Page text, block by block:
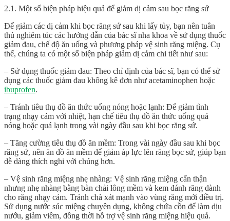
2.1. Một số biện pháp hiệu quả để giảm dị cảm sau bọc răng sứ
Để giảm các dị cảm khi bọc răng sứ sau khi lấy tủy, bạn nên tuân
thủ nghiêm túc các hướng dẫn của bác sĩ nha khoa về sử dụng thuốc
giảm đau, chế độ ăn uống và phương pháp vệ sinh răng miệng. Cụ
thể, chúng ta có một số biện pháp giảm dị cảm chi tiết như sau:
– Sử dụng thuốc giảm đau: Theo chỉ định của bác sĩ, bạn có thể sử
dụng các thuốc giảm đau không kê đơn như acetaminophen hoặc
ibuprofen.
– Tránh tiêu thụ đồ ăn thức uống nóng hoặc lạnh: Để giảm tình
trạng nhạy cảm với nhiệt, hạn chế tiêu thụ đồ ăn thức uống quá
nóng hoặc quá lạnh trong vài ngày đầu sau khi bọc răng sứ.
– Tăng cường tiêu thụ đồ ăn mềm: Trong vài ngày đầu sau khi bọc
răng sứ, nên ăn đồ ăn mềm để giảm áp lực lên răng bọc sứ, giúp bạn
dễ dàng thích nghi với chúng hơn.
– Vệ sinh răng miệng nhẹ nhàng: Vệ sinh răng miệng cẩn thận
nhưng nhẹ nhàng bằng bàn chải lông mềm và kem đánh răng dành
cho răng nhạy cảm. Tránh chà xát mạnh vào vùng răng mới điều trị.
Sử dụng nước súc miệng chuyên dụng, không chứa cồn để làm dịu
nướu, giảm viêm, đồng thời hỗ trợ vệ sinh răng miệng hiệu quả.